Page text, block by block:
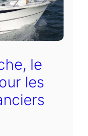
le
les